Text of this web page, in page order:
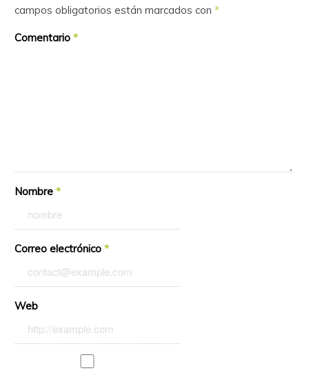
campos obligatorios están marcados con *
Comentario *
Nombre *
Correo electrónico *
Web